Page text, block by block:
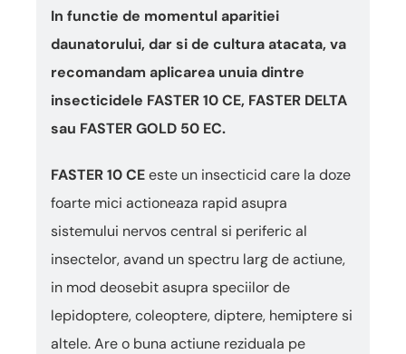
In functie de momentul aparitiei
daunatorului, dar si de cultura atacata, va
recomandam aplicarea unuia dintre
insecticidele FASTER 10 CE, FASTER DELTA
sau FASTER GOLD 50 EC.
FASTER 10 CEeste un insecticid care la doze
foarte mici actioneaza rapid asupra
sistemului nervos central si periferic al
insectelor, avand un spectru larg de actiune,
in mod deosebit asupra speciilor de
lepidoptere, coleoptere, diptere, hemiptere si
altele. Are o buna actiune reziduala pe